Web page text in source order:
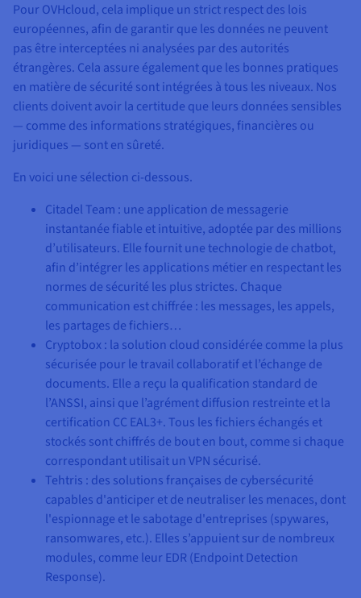
Pour OVHcloud, cela implique un strict respect des lois
européennes, afin de garantir que les données ne peuvent
pas être interceptées ni analysées par des autorités
étrangères. Cela assure également que les bonnes pratiques
en matière de sécurité sont intégrées à tous les niveaux. Nos
clients doivent avoir la certitude que leurs données sensibles
— comme des informations stratégiques, financières ou
juridiques — sont en sûreté.
En voici une sélection ci-dessous.
Citadel Team : une application de messagerie
instantanée fiable et intuitive, adoptée par des millions
d’utilisateurs. Elle fournit une technologie de chatbot,
afin d’intégrer les applications métier en respectant les
normes de sécurité les plus strictes. Chaque
communication est chiffrée : les messages, les appels,
les partages de fichiers…
Cryptobox : la solution cloud considérée comme la plus
sécurisée pour le travail collaboratif et l’échange de
documents. Elle a reçu la qualification standard de
l’ANSSI, ainsi que l’agrément diffusion restreinte et la
certification CC EAL3+. Tous les fichiers échangés et
stockés sont chiffrés de bout en bout, comme si chaque
correspondant utilisait un VPN sécurisé.
Tehtris : des solutions françaises de cybersécurité
capables d'anticiper et de neutraliser les menaces, dont
l'espionnage et le sabotage d'entreprises (spywares,
ransomwares, etc.). Elles s’appuient sur de nombreux
modules, comme leur EDR (Endpoint Detection
Response).